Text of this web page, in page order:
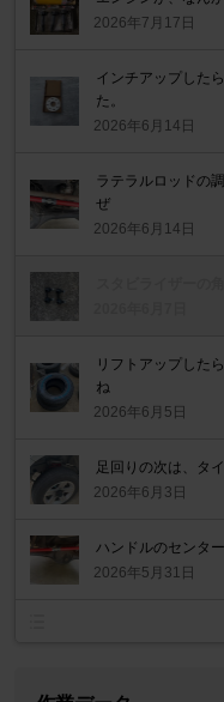
2026年7月17日
インチアップした
た。
2026年6月14日
ラテラルロッドの
ぜ
2026年6月14日
リフトアップした
ね
2026年6月5日
足回りの次は、タ
2026年6月3日
ハンドルのセンタ
2026年5月31日